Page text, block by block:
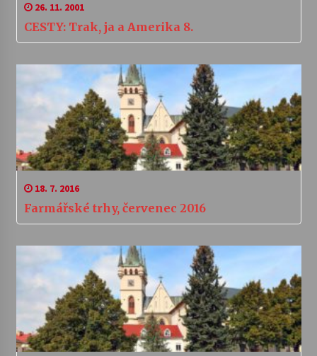
26. 11. 2001
CESTY: Trak, ja a Amerika 8.
18. 7. 2016
Farmářské trhy, červenec 2016